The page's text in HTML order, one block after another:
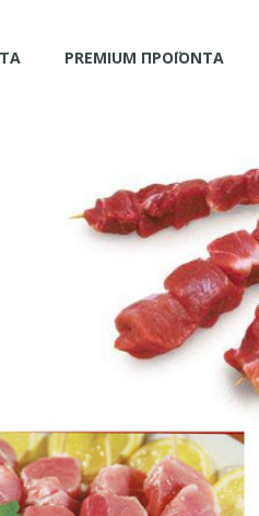
PREMIUM ΠΡΟΪΟΝΤΑ